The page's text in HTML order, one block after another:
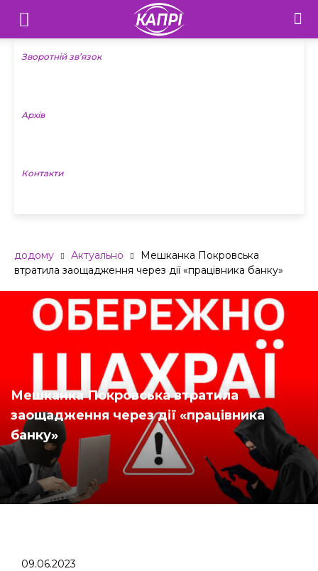
Телебачення
«Капрі»
Новини
Зворотній зв’язок
Архів
Контакти
додому Актуально
Мешканка Покровська
втратила заощадження через дії «працівника банку»
Мешканка Покровська втратила
заощадження через дії «працівника
банку»
09.06.2023